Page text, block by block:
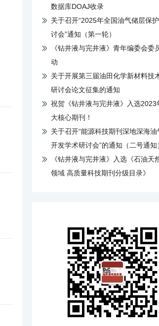
数据库DOAJ收录
关于召开“2025年全国油气储层保
讨会”通知（第一轮）
《钻井液与完井液》青年编委会委
动
关于开展第三届油田化学新材料技
研讨会论文征集的通知
祝贺《钻井液与完井液》入选2023
大核心期刊！
关于召开“能源科技期刊深地深海油
开发学术研讨会”的通知（二号通知
《钻井液与完井液》入选《石油天
领域 高质量科技期刊分级目录》